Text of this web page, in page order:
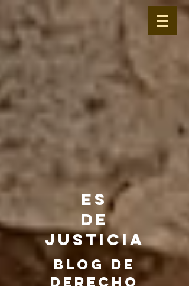
ES
DE
JUSTICIA
BLOG DE
DERECHO